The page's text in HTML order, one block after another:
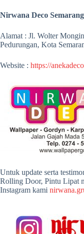
Nirwana Deco Semarang
Alamat : Jl. Wolter
Pedurungan, Kota
Website : https://
Untuk update serta
Rolling Door, Pintu Lipat
Instagram kami